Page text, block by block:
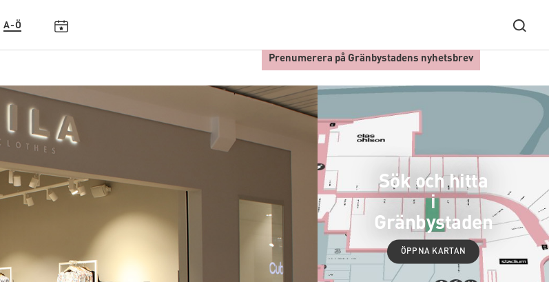
A-Ö
Prenumerera på Gränbystadens nyhetsbrev
Sök och hitta
i
Gränbystaden
ÖPPNA KARTAN